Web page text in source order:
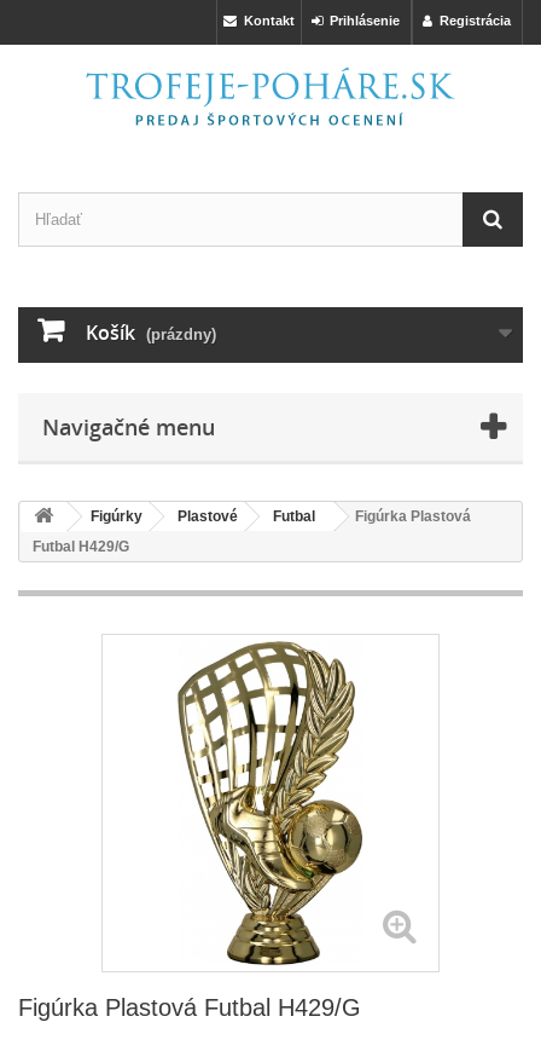
Registrácia
Prihlásenie
Kontakt
Košík (prázdny)
Navigačné menu
Figúrky Plastové Futbal
Figúrka Plastová
Futbal H429/G
Figúrka Plastová Futbal H429/G